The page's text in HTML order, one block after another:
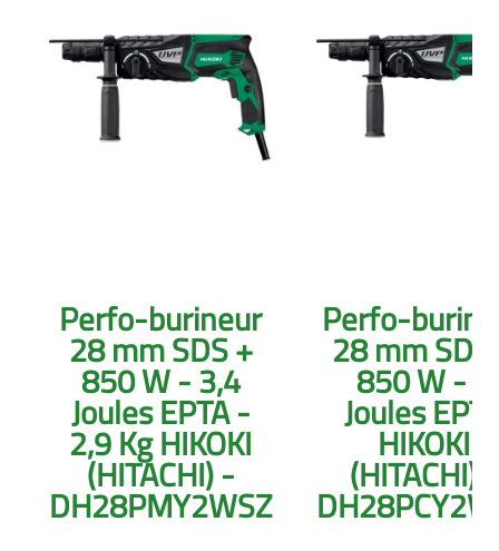
Perfo-burineur
28 mm SDS +
850 W - 3,4
Joules EPTA -
2,9 Kg HIKOKI
(HITACHI) -
DH28PMY2WSZ
Perfo-
28 mm
850 W - 3
Joules
HIKOKI
(HITACHI) -